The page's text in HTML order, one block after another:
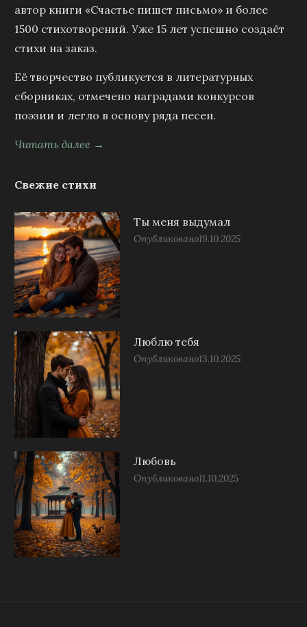
автор книги «Счастье пишет письмо» и более
1500 стихотворений. Уже 15 лет успешно создаёт
стихи на заказ.
Её творчество публикуется в литературных
сборниках, отмечено наградами конкурсов
поэзии и легло в основу ряда песен.
Читать далее →
Свежие стихи
Ты меня выдумал
Опубликовано19.10.2025
Люблю тебя
Опубликовано13.10.2025
Любовь
Опубликовано11.10.2025